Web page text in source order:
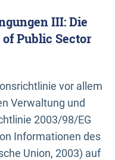
III: Die
Public Sector
vor allem
Verwaltung und
2003/98/EG
Informationen des
Union, 2003) auf